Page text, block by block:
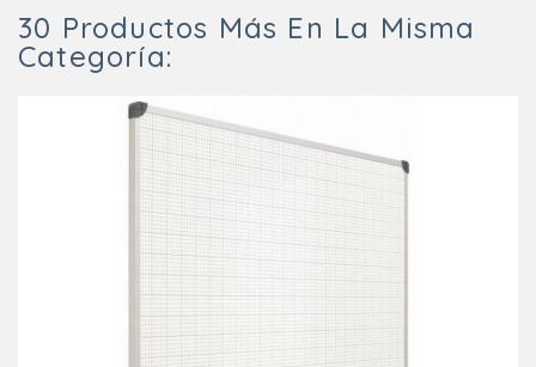
30 Productos Más En La Misma
Categoría: